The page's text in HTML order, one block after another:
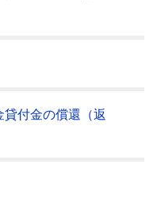
付金の償還（返